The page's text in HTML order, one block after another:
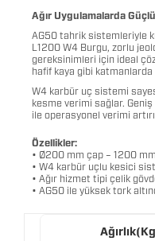
Ağır Uygulamalarda
AG50 tahrik sistemleriyle
L1200 W4 Burgu, zorlu
gereksinimleri için ideal
hafif kaya gibi
W4 karbür uç sistemi
kesme verimi sağlar.
ile operasyonel verimi
Özellikler:
• Ø200 mm çap – 1200
• W4 karbür uçlu kesici
• Ağır hizmet tipi çelik
• AG50 ile yüksek tork